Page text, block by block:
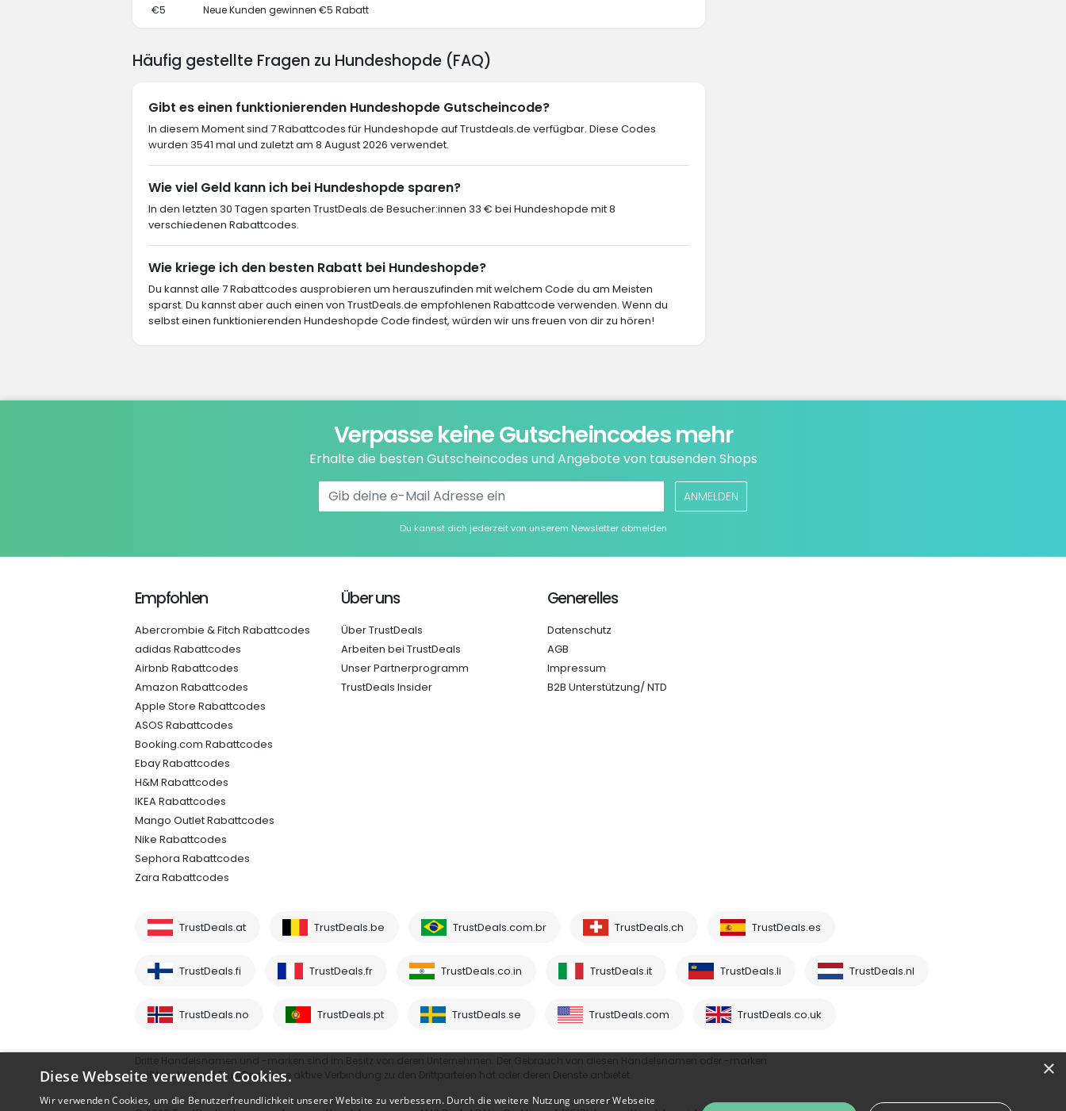
€5 Neue Kunden gewinnen €5 Rabatt
Häufig gestellte Fragen zu Hundeshopde (FAQ)
Gibt es einen funktionierenden Hundeshopde Gutscheincode?
In diesem Moment sind 7 Rabattcodes für Hundeshopde auf Trustdeals.de verfügbar. Diese Codes
wurden 3541 mal und zuletzt am 8 August 2026 verwendet.
Wie viel Geld kann ich bei Hundeshopde sparen?
In den letzten 30 Tagen sparten TrustDeals.de Besucher:innen 33 € bei Hundeshopde mit 8
verschiedenen Rabattcodes.
Wie kriege ich den besten Rabatt bei Hundeshopde?
Du kannst alle 7 Rabattcodes ausprobieren um herauszufinden mit welchem Code du am Meisten
sparst. Du kannst aber auch einen von TrustDeals.de empfohlenen Rabattcode verwenden. Wenn du
selbst einen funktionierenden Hundeshopde Code findest, würden wir uns freuen von dir zu hören!
Verpasse keine Gutscheincodes mehr
Erhalte die besten Gutscheincodes und Angebote von tausenden Shops
ANMELDEN
Du kannst dich jederzeit von unserem Newsletter abmelden
Empfohlen
Abercrombie & Fitch Rabattcodes
adidas Rabattcodes
Airbnb Rabattcodes
Amazon Rabattcodes
Apple Store Rabattcodes
ASOS Rabattcodes
Booking.com Rabattcodes
Ebay Rabattcodes
H&M Rabattcodes
IKEA Rabattcodes
Mango Outlet Rabattcodes
Nike Rabattcodes
Sephora Rabattcodes
Zara Rabattcodes
Über uns
Über TrustDeals
Arbeiten bei TrustDeals
Unser Partnerprogramm
TrustDeals Insider
Generelles
Datenschutz
AGB
Impressum
B2B Unterstützung/ NTD
TrustDeals.at TrustDeals.be TrustDeals.com.br TrustDeals.ch TrustDeals.es
TrustDeals.fi TrustDeals.fr TrustDeals.co.in TrustDeals.it TrustDeals.li TrustDeals.nl
TrustDeals.no TrustDeals.pt TrustDeals.se TrustDeals.com TrustDeals.co.uk
heißt nicht, dass TrustDeals eine aktive Verbindung zu den Drittparteien hat oder deren Dienste anbietet.
×
Diese Webseite verwendet Cookies.
Wir verwenden Cookies, um die Benutzerfreundlichkeit unserer Website zu verbessern. Durch die weitere Nutzung unserer Webseite